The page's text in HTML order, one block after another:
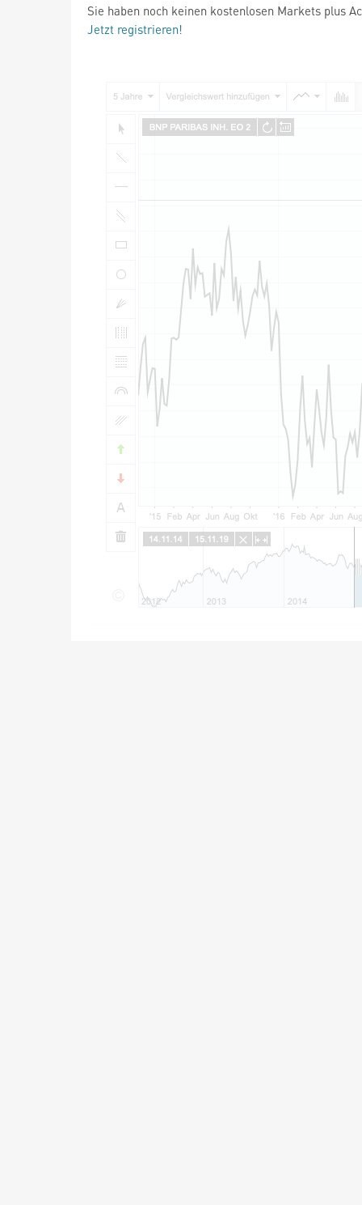
Sie haben noch keinen kostenlosen Markets plus
Jetzt registrieren!